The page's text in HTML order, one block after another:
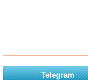
Telegram